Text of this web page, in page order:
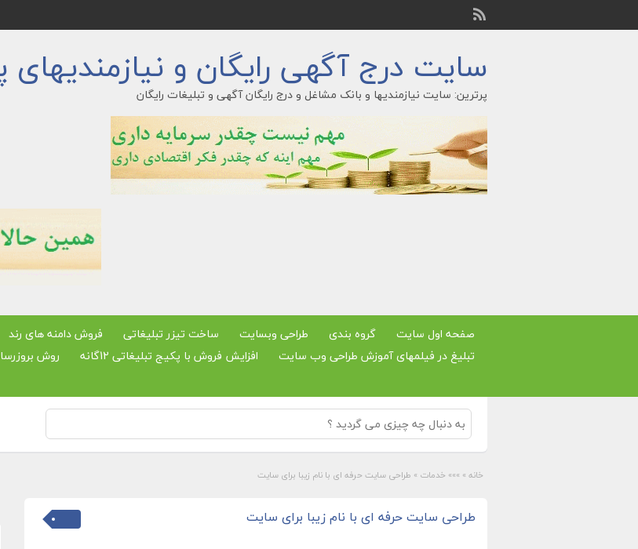
سایت درج آگهی رایگان و نیازمندیهای
پرترین: سایت نیازمندیها و بانک مشاغل و درج رایگان آگهی و تبلیغات رایگان
صفحه اول سایت گروه بندی طراحی وبسایت ساخت تیزر تبلیغاتی فروش دامنه های رند
تبلیغ در فیلمهای آموزش طراحی وب سایت
افزایش فروش با پکیج تبلیغاتی 12گانه روش
خانه » »»» خدمات » طراحی سایت حرفه ای با نام زیبا برای سایت
طراحی سایت حرفه ای با نام زیبا برای سایت